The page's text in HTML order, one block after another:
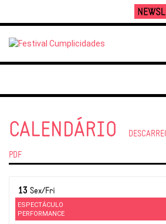
CALENDÁRIO
PDF
13 Sex/Fri
ESPECTÁCULO
PERFORMANCE